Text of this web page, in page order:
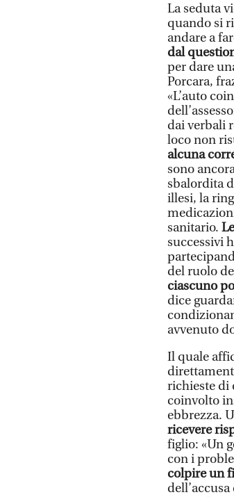
La seduta
quando si
andare a
dal
per dare
Porcara,
«L’auto
dai verbali
loco non
alcuna
sono
sbalordita
illesi, la
sanitario.
successivi
del ruolo
ciascuno
dice
avvenuto
Il quale
richieste di
coinvolto
ebbrezza.
ricevere
figlio: «Un
con i
colpire un